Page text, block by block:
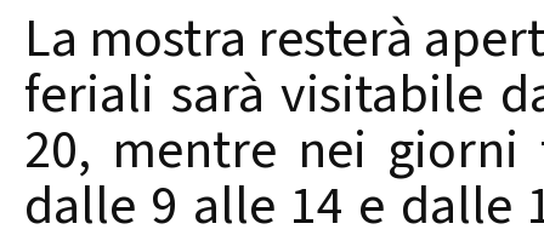
La mostra resterà
feriali sarà visitabile
20, mentre nei
dalle 9 alle 14 e dalle